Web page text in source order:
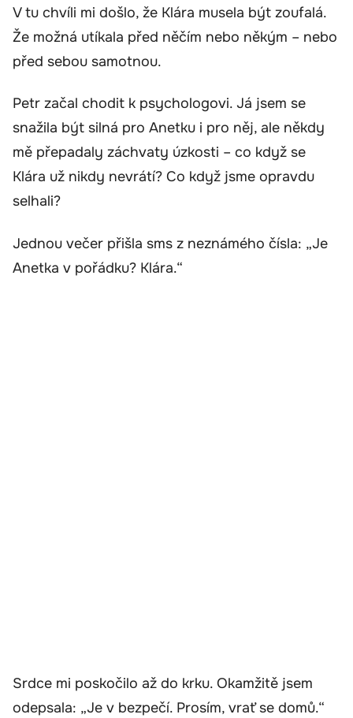
V tu chvíli mi došlo, že Klára musela být zoufalá.
Že možná utíkala před něčím nebo někým – nebo
před sebou samotnou.
Petr začal chodit k psychologovi. Já jsem se
snažila být silná pro Anetku i pro něj, ale někdy
mě přepadaly záchvaty úzkosti – co když se
Klára už nikdy nevrátí? Co když jsme opravdu
selhali?
Jednou večer přišla sms z neznámého čísla: „Je
Anetka v pořádku? Klára.“
Srdce mi poskočilo až do krku. Okamžitě jsem
odepsala: „Je v bezpečí. Prosím, vrať se domů.“